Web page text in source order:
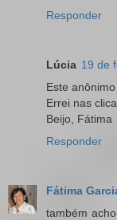
Responder
Lúcia 19 de
Este
Errei nas
Beijo, Fátima
Responder
Fátima
também